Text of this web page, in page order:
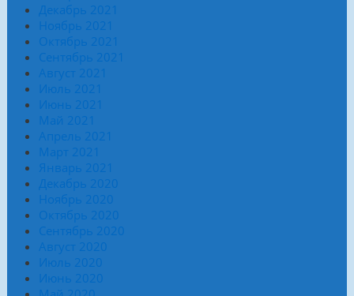
Декабрь 2021
Ноябрь 2021
Октябрь 2021
Сентябрь 2021
Август 2021
Июль 2021
Июнь 2021
Май 2021
Апрель 2021
Март 2021
Январь 2021
Декабрь 2020
Ноябрь 2020
Октябрь 2020
Сентябрь 2020
Август 2020
Июль 2020
Июнь 2020